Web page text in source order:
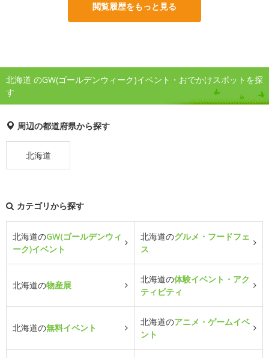
閲覧履歴をもっと見る
北海道 のGW(ゴールデンウィーク)イベント・おでかけスポットを探
す
周辺の都道府県から探す
北海道
カテゴリから探す
北海道のGW(ゴールデンウィ
ーク)イベント
北海道のグルメ・フードフェ
ス
北海道の物産展
北海道の体験イベント・アク
ティビティ
北海道の無料イベント
北海道のアニメ・ゲームイベ
ント